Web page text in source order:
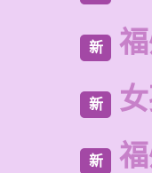
新
新
新